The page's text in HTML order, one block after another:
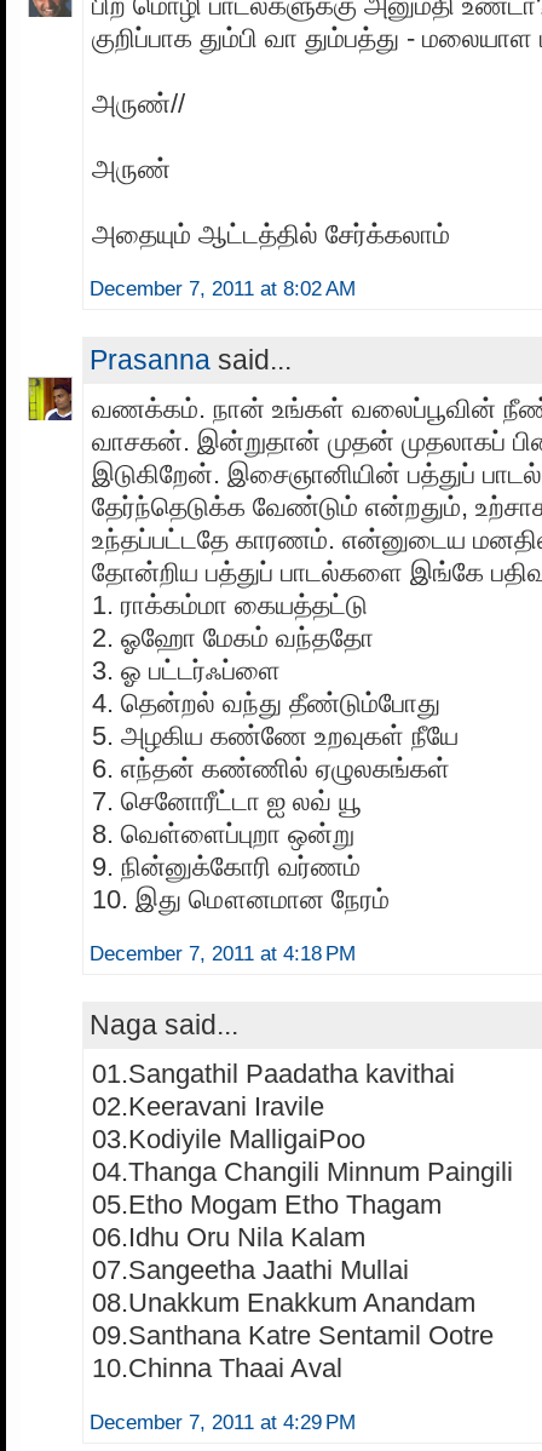
குறிப்பாக தும்பி வா தும்பத்து - மலையாள
அருண்//
அருண்
அதையும் ஆட்டத்தில் சேர்க்கலாம்
December 7, 2011 at 8:02 AM
Prasanna said...
வணக்கம். நான் உங்கள் வலைப்பூவின்
வாசகன். இன்றுதான் முதன் முதலாகப்
இடுகிறேன். இசைஞானியின் பத்துப்
தேர்ந்தெடுக்க வேண்டும் என்றதும்,
உந்தப்பட்டதே காரணம். என்னுடைய
தோன்றிய பத்துப் பாடல்களை இங்கே
1. ராக்கம்மா கையத்தட்டு
2. ஓஹோ மேகம் வந்ததோ
3. ஓ பட்டர்ஃப்ளை
4. தென்றல் வந்து தீண்டும்போது
5. அழகிய கண்ணே உறவுகள் நீயே
6. எந்தன் கண்ணில் ஏழுலகங்கள்
7. செனோரீட்டா ஐ லவ் யூ
8. வெள்ளைப்புறா ஒன்று
9. நின்னுக்கோரி வர்ணம்
10. இது மௌனமான நேரம்
December 7, 2011 at 4:18 PM
Naga said...
01.Sangathil Paadatha kavithai
02.Keeravani Iravile
03.Kodiyile MalligaiPoo
04.Thanga Changili Minnum Paingili
05.Etho Mogam Etho Thagam
06.Idhu Oru Nila Kalam
07.Sangeetha Jaathi Mullai
08.Unakkum Enakkum Anandam
09.Santhana Katre Sentamil Ootre
10.Chinna Thaai Aval
December 7, 2011 at 4:29 PM